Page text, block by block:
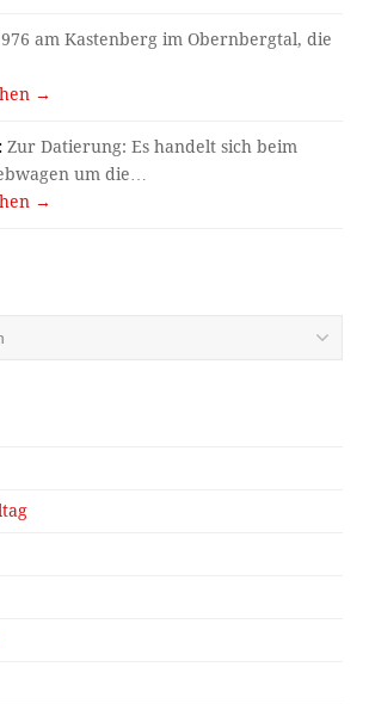
am Kastenberg im Obernbergtal, die
→
Zur Datierung: Es handelt sich beim
um die…
→